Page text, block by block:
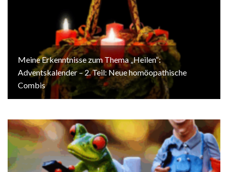
Meine Erkenntnisse zum Thema „Heilen“:
Adventskalender – 2. Teil: Neue homöopathische
Combis